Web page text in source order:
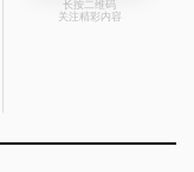
长按二维码
关注精彩内容